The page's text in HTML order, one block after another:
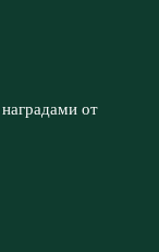
от